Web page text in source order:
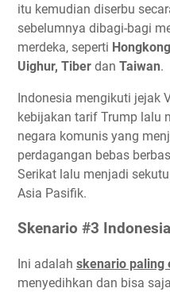
itu kemudian diserbu
sebelumnya dibagi-bagi
merdeka, seperti
Uighur, Tiber dan Taiwan.
Indonesia mengikuti jejak
kebijakan tarif Trump lalu
negara komunis yang
perdagangan bebas
Serikat lalu menjadi sekutu
Asia Pasifik.
Skenario #3
Ini adalah skenario paling
menyedihkan dan bisa